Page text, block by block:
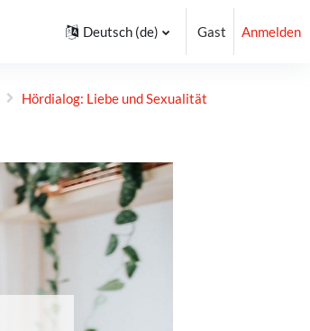
Deutsch ‎(de)‎ Gast Anmelden
Hördialog: Liebe und Sexualität